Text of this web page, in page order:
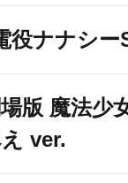
役ナナシ
版 魔法少
ver.